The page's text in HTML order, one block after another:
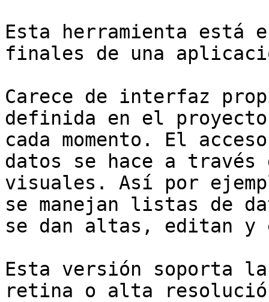
Esta herramienta está
finales de una
Carece de interfaz
definida en el
cada momento. El
datos se hace a
visuales. Así por
se manejan listas de
se dan altas, editan y
Esta versión soporta
retina o alta